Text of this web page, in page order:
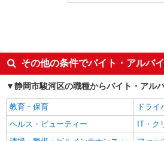
交通費支給
社会保
その他の条件でバイト・アルバ
静岡市駿河区の職種からバイト・アル
教育・保育
ドライ
ヘルス・ビューティー
IT・ク